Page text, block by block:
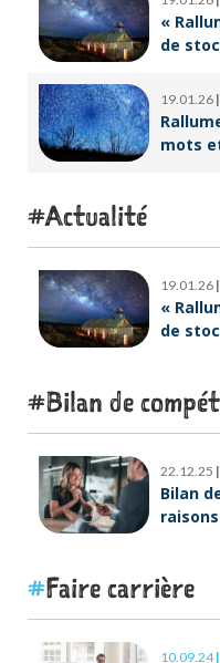
«
de
19.01.26 |
mots
Actualité
19.01.26 |
«
de
Bilan de
22.12.25 |
Bilan
Faire carrière
10.09.24|